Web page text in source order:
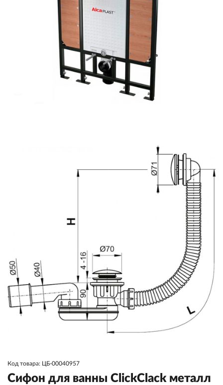
Код товара: ЦБ-00040957
Сифон для ванны ClickСlack металл